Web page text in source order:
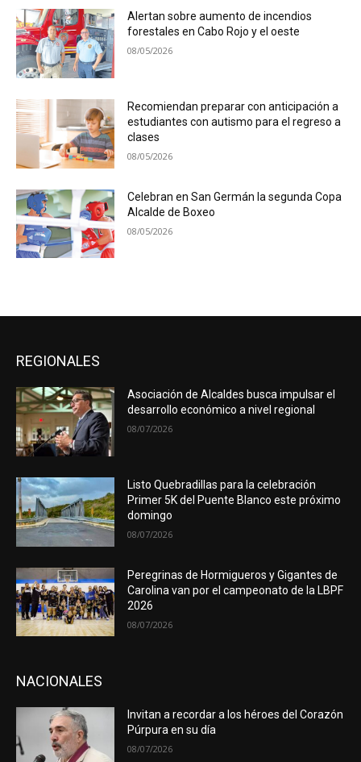
Alertan sobre aumento de incendios
forestales en Cabo Rojo y el oeste
08/05/2026
Recomiendan preparar con anticipación a
estudiantes con autismo para el regreso a
clases
08/05/2026
Celebran en San Germán la segunda Copa
Alcalde de Boxeo
08/05/2026
REGIONALES
Asociación de Alcaldes busca impulsar el
desarrollo económico a nivel regional
08/07/2026
Listo Quebradillas para la celebración
Primer 5K del Puente Blanco este próximo
domingo
08/07/2026
Peregrinas de Hormigueros y Gigantes de
Carolina van por el campeonato de la LBPF
2026
08/07/2026
NACIONALES
Invitan a recordar a los héroes del Corazón
Púrpura en su día
08/07/2026